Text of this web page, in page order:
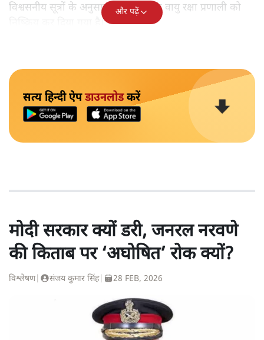
विश्वसनीय सूत्रों के अनुसार, लाहौर में एक वायु रक्षा प्रणाली को
निष्क्रिय कर दिया गया है।'
और पढ़ें
सत्य हिन्दी ऐपडाउनलोडकरें
मोदी सरकार क्यों डरी, जनरल नरवणे
की किताब पर ‘अघोषित’ रोक क्यों?
विश्लेषण| संजय कुमार सिंह| 28 FEB, 2026